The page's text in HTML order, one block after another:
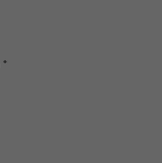
*